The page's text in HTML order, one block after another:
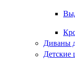
Диваны